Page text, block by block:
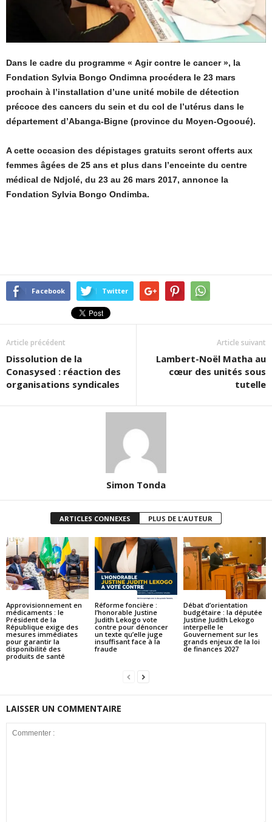
Dans le cadre du programme « Agir contre le cancer », la
Fondation Sylvia Bongo Ondimna procédera le 23 mars
prochain à l’installation d’une unité mobile de détection
précoce des cancers du sein et du col de l’utérus dans le
département d’Abanga-Bigne (province du Moyen-Ogooué).
A cette occasion des dépistages gratuits seront offerts aux
femmes âgées de 25 ans et plus dans l’enceinte du centre
médical de Ndjolé, du 23 au 26 mars 2017, annonce la
Fondation Sylvia Bongo Ondimba.
Facebook Twitter
Article précédent
Dissolution de la
Conasysed : réaction des
organisations syndicales
Article suivant
Lambert-Noël Matha au
cœur des unités sous
tutelle
Simon Tonda
ARTICLES CONNEXES PLUS DE L'AUTEUR
Approvisionnement en
médicaments : le
Président de la
République exige des
mesures immédiates
pour garantir la
disponibilité des
produits de santé
Réforme foncière :
l’honorable Justine
Judith Lekogo vote
contre pour dénoncer
un texte qu’elle juge
insuffisant face à la
fraude
Débat d’orientation
budgétaire : la députée
Justine Judith Lekogo
interpelle le
Gouvernement sur les
grands enjeux de la loi
de finances 2027
LAISSER UN COMMENTAIRE